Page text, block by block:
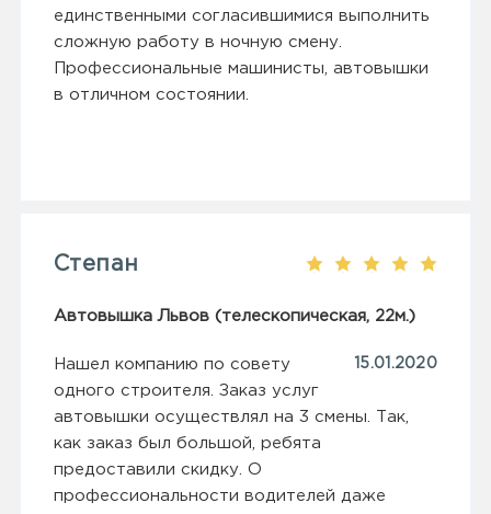
единственными согласившимися выполнить
сложную работу в ночную смену.
Профессиональные машинисты, автовышки
в отличном состоянии.
Степан
Автовышка Львов (телескопическая, 22м.)
15.01.2020
Нашел компанию по совету
одного строителя. Заказ услуг
автовышки осуществлял на 3 смены. Так,
как заказ был большой, ребята
предоставили скидку. О
профессиональности водителей даже